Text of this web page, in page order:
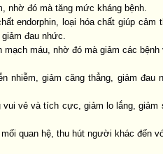
nhờ đó mà tăng mức kháng bệnh.
endorphin, loại hóa chất giúp cảm
đau nhức.
máu, nhờ đó mà giảm các bệnh
nhiễm, giảm căng thẳng, giảm đau
vui vẻ và tích cực, giảm lo lắng, giảm
quan hệ, thu hút người khác đến